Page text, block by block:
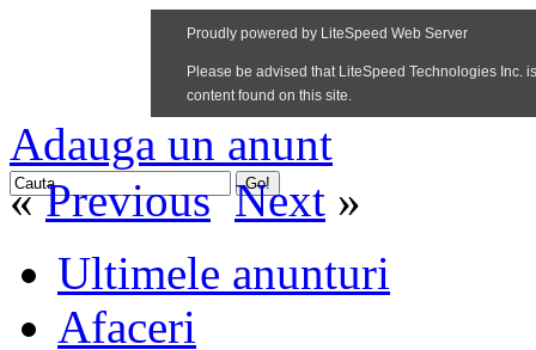
Adauga un anunt
«Previous Next »
Ultimele anunturi
Afaceri